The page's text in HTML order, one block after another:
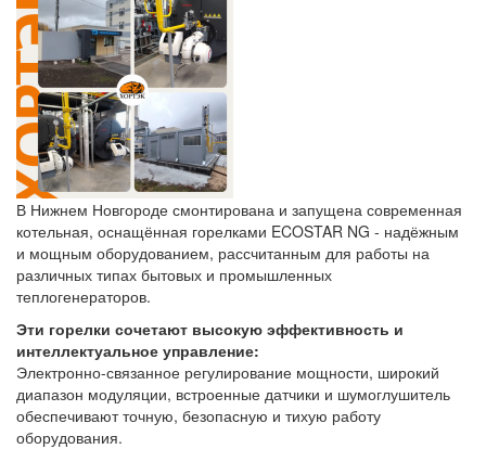
В Нижнем Новгороде смонтирована и запущена современная
котельная, оснащённая горелками ECOSTAR NG - надёжным
и мощным оборудованием, рассчитанным для работы на
различных типах бытовых и промышленных
теплогенераторов.
Эти горелки сочетают высокую эффективность и
интеллектуальное управление:
Электронно-связанное регулирование мощности, широкий
диапазон модуляции, встроенные датчики и шумоглушитель
обеспечивают точную, безопасную и тихую работу
оборудования.